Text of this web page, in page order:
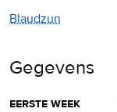
Blaudzun
Gegevens
eerste week